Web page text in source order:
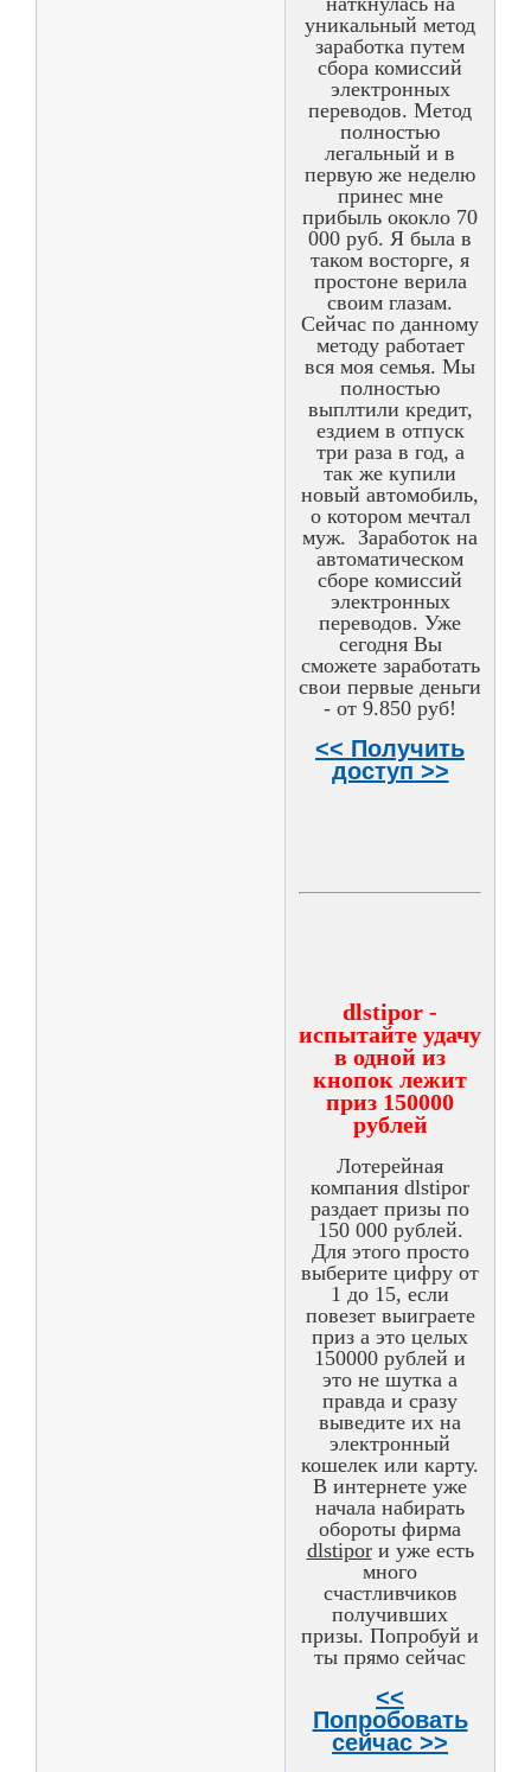
уникальный метод
заработка путем
сбора комиссий
электронных
переводов. Метод
полностью
легальный и в
первую же неделю
принес мне
прибыль ококло 70
000 руб. Я была в
таком восторге, я
простоне верила
своим глазам.
Сейчас по данному
методу работает
вся моя семья. Мы
полностью
выплтили кредит,
ездием в отпуск
три раза в год, а
так же купили
новый автомобиль,
о котором мечтал
муж. Заработок на
автоматическом
сборе комиссий
электронных
переводов. Уже
сегодня Вы
сможете заработать
свои первые деньги
- от 9.850 руб!
<< Получить
доступ >>
dlstipor -
испытайте удачу
в одной из
кнопок лежит
приз 150000
рублей
Лотерейная
компания dlstipor
раздает призы по
150 000 рублей.
Для этого просто
выберите цифру от
1 до 15, если
повезет выиграете
приз а это целых
150000 рублей и
это не шутка а
правда и сразу
выведите их на
электронный
кошелек или карту.
В интернете уже
начала набирать
обороты фирма
dlstiporи уже есть
много
счастливчиков
получивших
призы. Попробуй и
ты прямо сейчас
<<
Попробовать
сейчас >>